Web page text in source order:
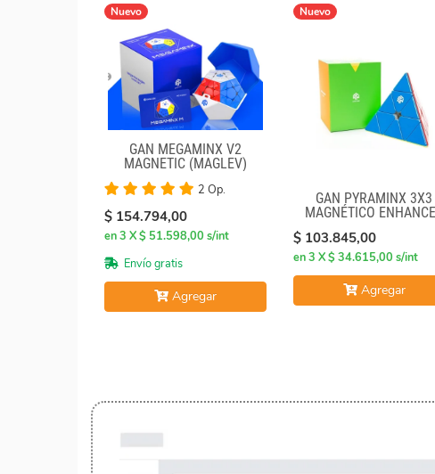
Nuevo
GAN MEGAMINX V2
MAGNETIC (MAGLEV)
BLACK
2 Op.
$ 154.794,00
en 3 X $ 51.598,00 s/int
Envío gratis
Agregar
Nuevo
GAN PYRAMINX 3X3
MAGNÉTICO
$ 103.845,00
en 3 X $ 34.615,00 s/int
Agregar